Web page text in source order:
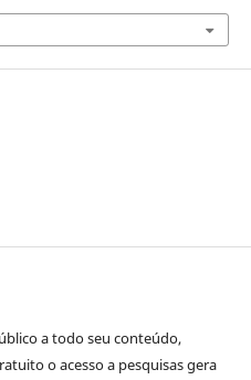
a todo seu conteúdo,
o acesso a pesquisas gera